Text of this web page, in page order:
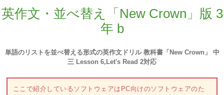
英作文・並べ替え「New Crown」版 3
年 b
単語のリストを並べ替える形式の英作文ドリル 教科書「New Crown」 中
三 Lesson 6,Let's Read 2対応
ここで紹介しているソフトウェアはPC向けのソフトウェアのた